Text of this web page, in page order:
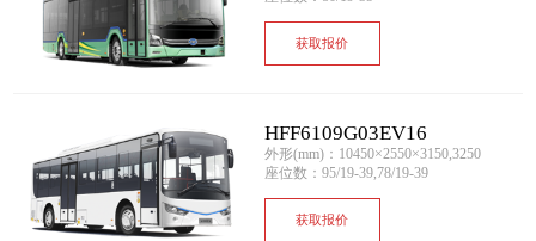
获取报价
HFF6109G03EV16
外形(mm)：10450×2550×3150,3250
座位数：95/19-39,78/19-39
获取报价